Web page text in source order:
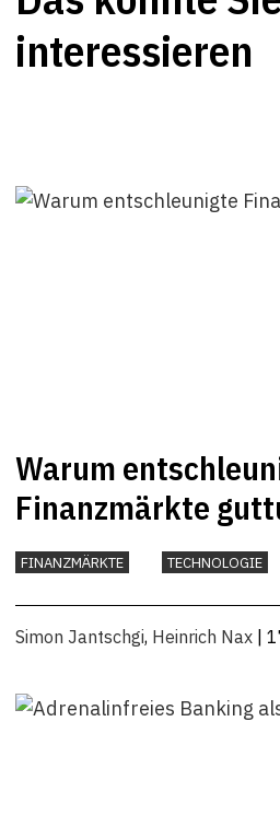
interessieren
Warum
Finanzmärkte
FINANZMÄRKTE TECHNOLOGIE
Simon Jantschgi, Heinrich Nax |